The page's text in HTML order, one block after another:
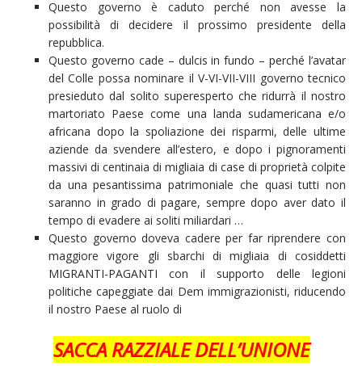
Questo governo è caduto perché non avesse la
possibilità di decidere il prossimo presidente della
repubblica.
Questo governo cade – dulcis in fundo – perché l’avatar
del Colle possa nominare il V-VI-VII-VIII governo tecnico
presieduto dal solito superesperto che ridurrà il nostro
martoriato Paese come una landa sudamericana e/o
africana dopo la spoliazione dei risparmi, delle ultime
aziende da svendere all’estero, e dopo i pignoramenti
massivi di centinaia di migliaia di case di proprietà colpite
da una pesantissima patrimoniale che quasi tutti non
saranno in grado di pagare, sempre dopo aver dato il
tempo di evadere ai soliti miliardari …
Questo governo doveva cadere per far riprendere con
maggiore vigore gli sbarchi di migliaia di cosiddetti
MIGRANTI-PAGANTI con il supporto delle legioni
politiche capeggiate dai Dem immigrazionisti, riducendo
il nostro Paese al ruolo di
SACCA RAZZIALE DELL’UNIONE